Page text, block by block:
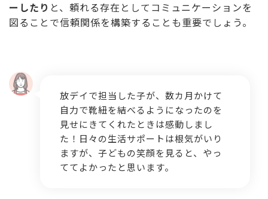
ーしたり と、頼れる存在としてコミュニケーションを
図ることで信頼関係を構築することも重要でしょう。
放デイで担当した子が、数カ月かけて
自力で靴紐を結べるようになったのを
見せにきてくれたときは感動しまし
た！日々の生活サポートは根気がいり
ますが、子どもの笑顔を見ると、やっ
ててよかったと思います。